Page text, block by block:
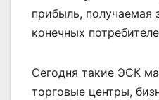
прибыль, получаемая
конечных
Сегодня такие ЭСК
торговые центры,